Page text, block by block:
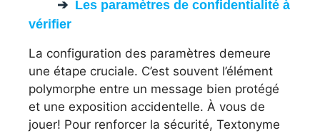
Les paramètres de confidentialité à
vérifier
La configuration des paramètres demeure
une étape cruciale. C’est souvent l’élément
polymorphe entre un message bien protégé
et une exposition accidentelle. À vous de
jouer! Pour renforcer la sécurité, Textonyme